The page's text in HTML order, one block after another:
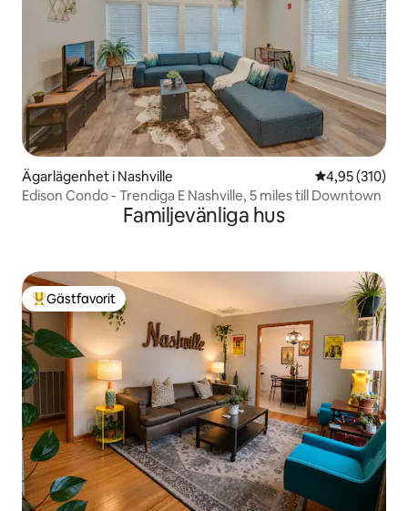
Ägarlägenhet i Nashville 4,95 av 5 i
4,95 (310)
Edison Condo - Trendiga E Nashville, 5 miles till Downtown
Familjevänliga hus
Populär gästfavorit
Gästfavorit